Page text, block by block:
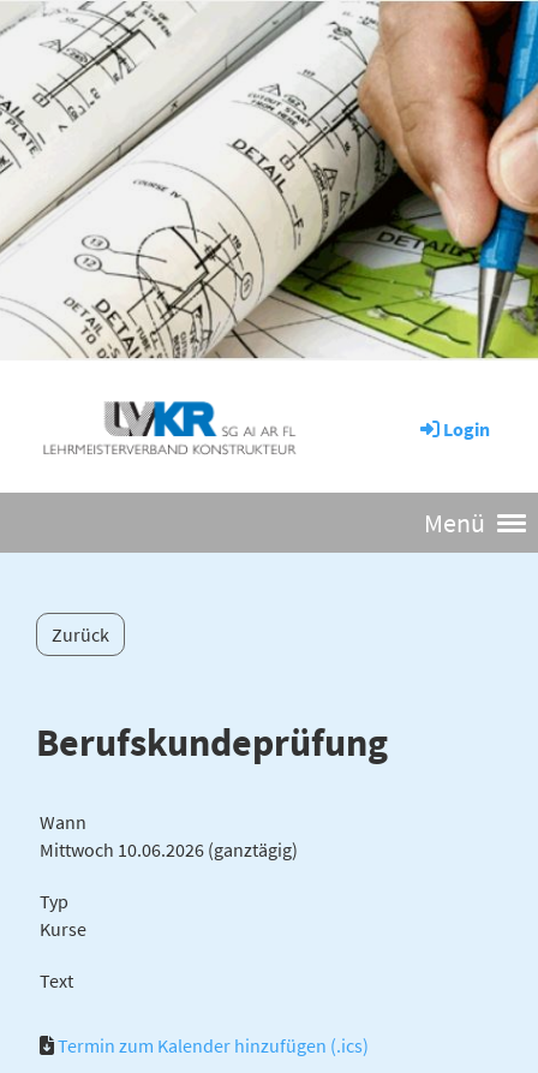
Login
Menü
Zurück
Berufskundeprüfung
Wann
Mittwoch 10.06.2026 (ganztägig)
Typ
Kurse
Text
Termin zum Kalender hinzufügen (.ics)